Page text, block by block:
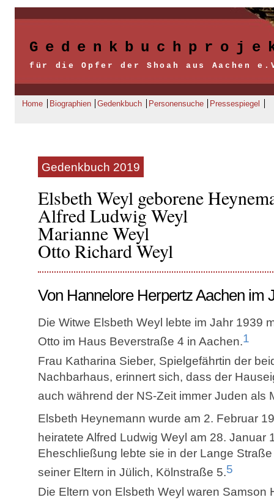
für die Opfer der Shoah aus Aachen
Home Biographien Gedenkbuch Personensuche Pressespiegel
Gedenkbuch 2019
Elsbeth Weyl geborene
Alfred Ludwig Weyl
Marianne Weyl
Otto Richard Weyl
Von Hannelore Herpertz Aachen im
Die Witwe Elsbeth Weyl lebte im Jahr 1939
Otto im Haus Beverstraße 4 in Aachen.1
Frau Katharina Sieber, Spielgefährtin der
Nachbarhaus, erinnert sich, dass der
auch während der NS-Zeit immer Juden als
Elsbeth Heynemann wurde am 2. Februar
heiratete Alfred Ludwig Weyl am 28. Januar
Eheschließung lebte sie in der Lange
seiner Eltern in Jülich, Kölnstraße 5.5
Die Eltern von Elsbeth Weyl waren Samson